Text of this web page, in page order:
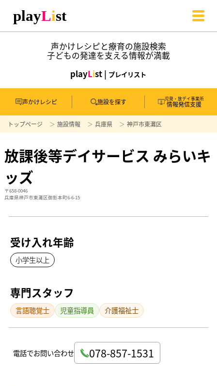
声かけレシピと療育の施設検索
子どもの発達を支える情報が満載
playList | プレイリスト
声かけレシピ 施設を探す 児発・放デイ事業所
情報発信支援
トップページ 施設情報 兵庫県 神戸市東灘区
放課後等デイサービス みらいキ
ッズ
〒658-0046
兵庫県神戸市東灘区御影本町6-6-15
受け入れ年齢
小学生以上
専門スタッフ
言語聴覚士 児童指導員 介護福祉士
電話でお問い合わせ 078-857-1531